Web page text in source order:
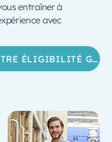
entraîner à
avec
ÉVALUEZ VOTRE ÉLIGIBILITÉ GRATUITEMENT